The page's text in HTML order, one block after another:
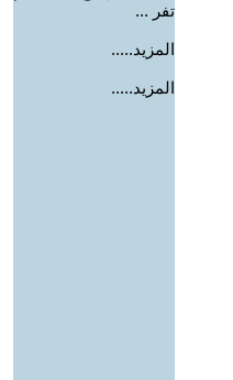
تفر ...
المزيد.....
المزيد.....